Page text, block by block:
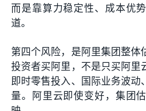
而是靠算力稳定性、成本优
道。
第四个风险，是阿里集团整体
投资者买阿里，不是只买阿里
即时零售投入、国际业务波动
量。阿里云即使变好，集团